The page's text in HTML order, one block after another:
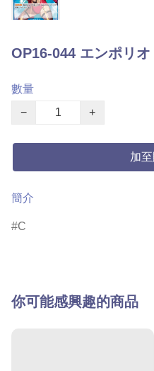
OP16-044 エンポリ
數量
−
+
加
簡介
C
你可能感興趣的商品